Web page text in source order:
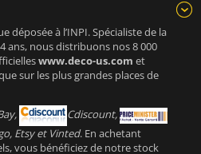
déposée à l’INPI. Spécialiste de la
ans, nous distribuons nos 8 000
www.deco-us.com et
sur les plus grandes places de
Cdiscount,
Etsy et Vinted. En achetant
vous bénéficiez de notre stock